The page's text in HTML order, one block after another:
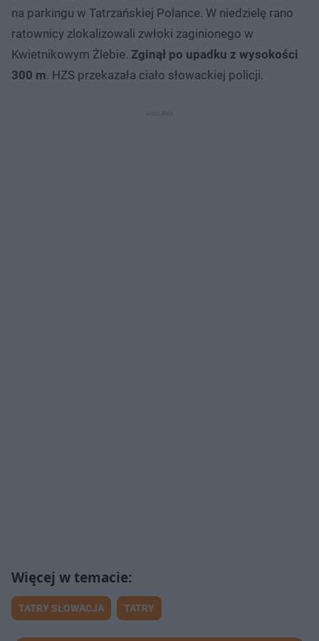
na parkingu w Tatrzańskiej Polance. W niedzielę rano
ratownicy zlokalizowali zwłoki zaginionego w
Kwietnikowym Żlebie. Zginął po upadku z wysokości
300 m. HZS przekazała ciało słowackiej policji.
TATRY SŁOWACJA TATRY